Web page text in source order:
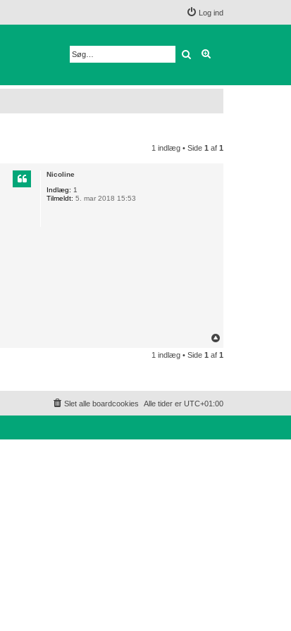
Log ind
Søg
1 indlæg • Side 1 af 1
Nicoline
Indlæg: 1
Tilmeldt: 5. mar 2018 15:53
p
1 indlæg • Side 1 af 1
Alle tider er UTC+01:00
Slet alle boardcookies